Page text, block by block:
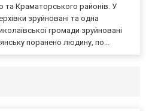
та Краматорського районів. У
зруйновані та одна
громади зруйновані
поранено людину, по...